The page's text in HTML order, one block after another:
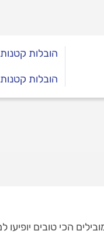
הובלות קטנות
הובלות
הכי טובים יופיעו